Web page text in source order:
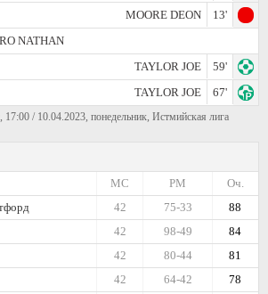
MOORE DEON
13'
NATHAN
TAYLOR JOE
59'
TAYLOR JOE
67'
/ 10.04.2023, понедельник, Истмийская лига
Оч.
РМ
МС
88
75-33
42
84
98-49
42
81
80-44
42
78
64-42
42